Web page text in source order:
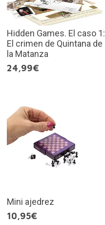
Hidden Games. El caso 1:
El crimen de Quintana de
la Matanza
24,99€
Mini ajedrez
10,95€